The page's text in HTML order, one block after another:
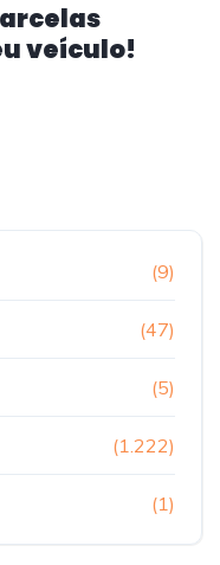
veículo!
(9)
(47)
(5)
(1.222)
(1)